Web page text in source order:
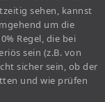
sehen, kannst
um die
Regel, die bei
sein (z.B. von
sicher sein, ob der
und wie prüfen